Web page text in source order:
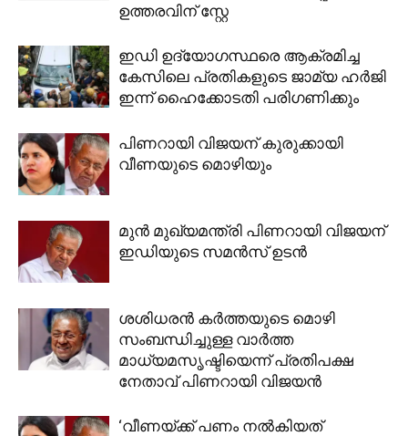
ഉത്തരവിന് സ്റ്റേ
ഇഡി ഉദ്യോഗസ്ഥരെ ആക്രമിച്ച
കേസിലെ പ്രതികളുടെ ജാമ്യ ഹർജി
ഇന്ന് ഹൈക്കോടതി പരിഗണിക്കും
പിണറായി വിജയന് കുരുക്കായി
വീണയുടെ മൊഴിയും
മുന്‍ മുഖ്യമന്ത്രി പിണറായി വിജയന്
ഇഡിയുടെ സമന്‍സ് ഉടന്‍
ശശിധരന്‍ കര്‍ത്തയുടെ മൊഴി
സംബന്ധിച്ചുള്ള വാര്‍ത്ത
മാധ്യമസൃഷ്ടിയെന്ന് പ്രതിപക്ഷ
നേതാവ് പിണറായി വിജയന്‍
‘വീണയ്ക്ക് പണം നൽകിയത്